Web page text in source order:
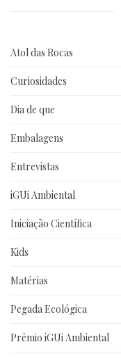
Atol das Rocas
Curiosidades
Dia de que
Embalagens
Entrevistas
iGUi Ambiental
Iniciação Científica
Kids
Matérias
Pegada Ecológica
Prêmio iGUi Ambiental